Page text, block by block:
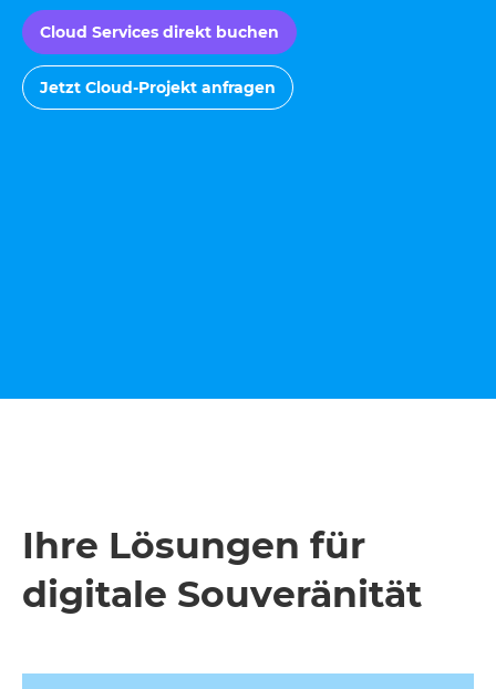
Cloud Services direkt buchen
Jetzt Cloud-Projekt anfragen
Ihre Lösungen für
digitale Souveränität